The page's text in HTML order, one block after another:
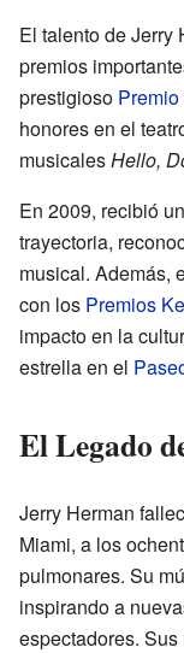
El talento de Jerry
premios
prestigioso Premio
honores en el
musicalesHello,
En 2009, recibió
trayectoria,
musical. Además,
con los Premios
impacto en la
estrella en el
El Legado
Jerry Herman
Miami, a los
pulmonares. Su
inspirando a
espectadores.